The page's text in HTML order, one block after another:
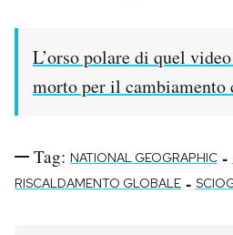
L’orso polare di quel
morto per il
Tag: NATIONAL GEOGRAPHIC -
RISCALDAMENTO GLOBALE -